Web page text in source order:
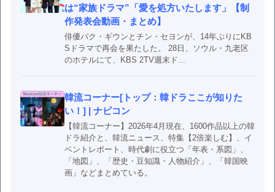
は“家族ドラマ”「愛を処方いたします」【制
作発表会動画・まとめ】
俳優パク・ギウンとチン・セヨンが、14年ぶりにKB
Sドラマで再会を果たした。 28日、ソウル・九老区
のホテルにて、KBS 2TV週末ド...
韓流コーナー[トップ：韓ドラここが知りた
い！] | ナビコン
【韓流コーナー】2026年4月現在、1600作品以上の韓
ドラ紹介と、韓流ニュース、特集【2倍楽しむ】、イ
ベントレポート、時代劇に役立つ「年表・系図」、
「地図」、「歴史・豆知識・人物紹介」、「韓国映
画」などまとめている。